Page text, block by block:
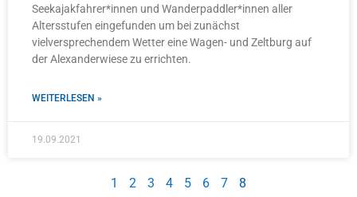
Seekajakfahrer*innen und Wanderpaddler*innen aller
Altersstufen eingefunden um bei zunächst
vielversprechendem Wetter eine Wagen- und Zeltburg auf
der Alexanderwiese zu errichten.
WEITERLESEN »
19.09.2021
1 2 3 4 5 6 7 8